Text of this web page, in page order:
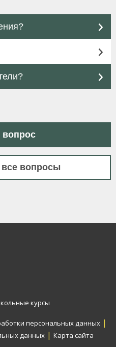
вопрос
вопросы
курсы
персональных данных |
данных | Карта сайта